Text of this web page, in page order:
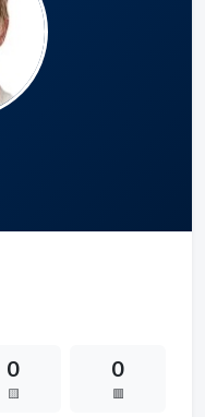
0
🟨
0
🟥